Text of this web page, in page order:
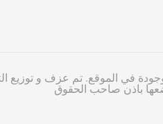
في الموقع. تم عزف و توزيع
باذن صاحب الحقوق